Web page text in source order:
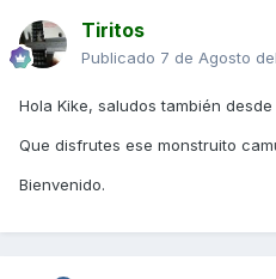
Tiritos
Publicado 7 de Agosto
Hola Kike, saludos también
Que disfrutes ese monstruito
Bienvenido.